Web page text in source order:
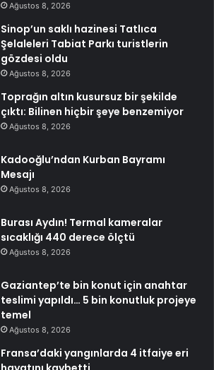
Ağustos 8, 2026
Sinop’un saklı hazinesi Tatlıca
Şelaleleri Tabiat Parkı turistlerin
gözdesi oldu
Ağustos 8, 2026
Toprağın altın kusursuz bir şekilde
çıktı: Bilinen hiçbir şeye benzemiyor
Ağustos 8, 2026
Kadooğlu’ndan Kurban Bayramı
Mesajı
Ağustos 8, 2026
Burası Aydın! Termal kameralar
sıcaklığı 440 derece ölçtü
Ağustos 8, 2026
Gaziantep’te bin konut için anahtar
teslimi yapıldı… 5 bin konutluk projeye
temel
Ağustos 8, 2026
Fransa’daki yangınlarda 4 itfaiye eri